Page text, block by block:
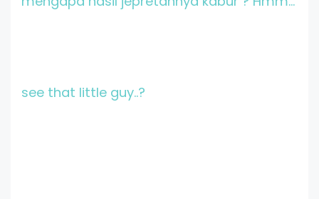
see that little guy..?